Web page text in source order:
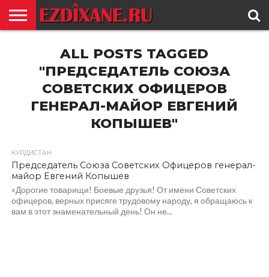
ЕЗИДИЗМ
НОВОСТИ
ИСТОРИЯ
КУЛЬТУРА
КОНТАКТALL POSTS TAGGED
"ПРЕДСЕДАТЕЛЬ СОЮЗА
СОВЕТСКИХ ОФИЦЕРОВ
ГЕНЕРАЛ-МАЙОР ЕВГЕНИЙ
КОПЫШЕВ"
КУРДИСТАН
Председатель Союза Советских Офицеров генерал-
майор Евгений Копышев
«Дорогие товарищи! Боевые друзья! От имени Советских
офицеров, верных присяге трудовому народу, я обращаюсь к
вам в этот знаменательный день! Он не...